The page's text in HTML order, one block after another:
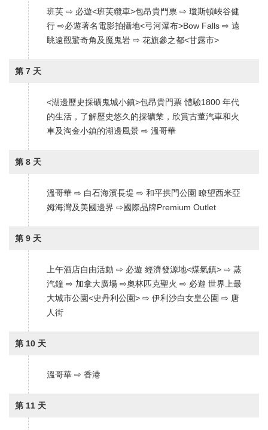
班芙 ⇨ 必遊<班芙纜車>包昂貴門票 ⇨ 瓊斯頓峽谷健
行 ⇨必遊著名電影拍攝地<弓河瀑布>Bow Falls ⇨ 遠
眺遠觀驚奇角及魔鬼岩 ⇨ 花旗參之都<甘露市>
第 7 天
<湖邊歷史採礦鬼城小鎮>包昂貴門票 體驗1800 年代
的生活，了解歷史悠久的採礦業，欣賞古董汽車和火
車及淘金小鎮的湖邊風景 ⇨ 溫哥華
第 8 天
溫哥華 ⇨ 白石海濱長堤 ⇨ 和平拱門公園 瞭望西米亞
姆海灣及美國邊界 ⇨國際品牌Premium Outlet
第 9 天
上午酒店自由活動 ⇨ 必遊 經濟發源地<煤氣鎮> ⇨ 蒸
汽鐘 ⇨ 加拿大廣場 ⇨奧林匹克聖火 ⇨ 必遊 世界上最
大城市公園<史丹利公園> ⇨ 伊利沙白女皇公園 ⇨ 唐
人街
第 10 天
溫哥華 ⇨ 香港
第 11 天